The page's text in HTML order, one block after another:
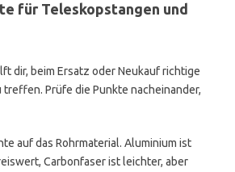
für Teleskopstangen und
dir, beim Ersatz oder Neukauf richtige
Prüfe die Punkte nacheinander,
auf das Rohrmaterial. Aluminium ist
Carbonfaser ist leichter, aber